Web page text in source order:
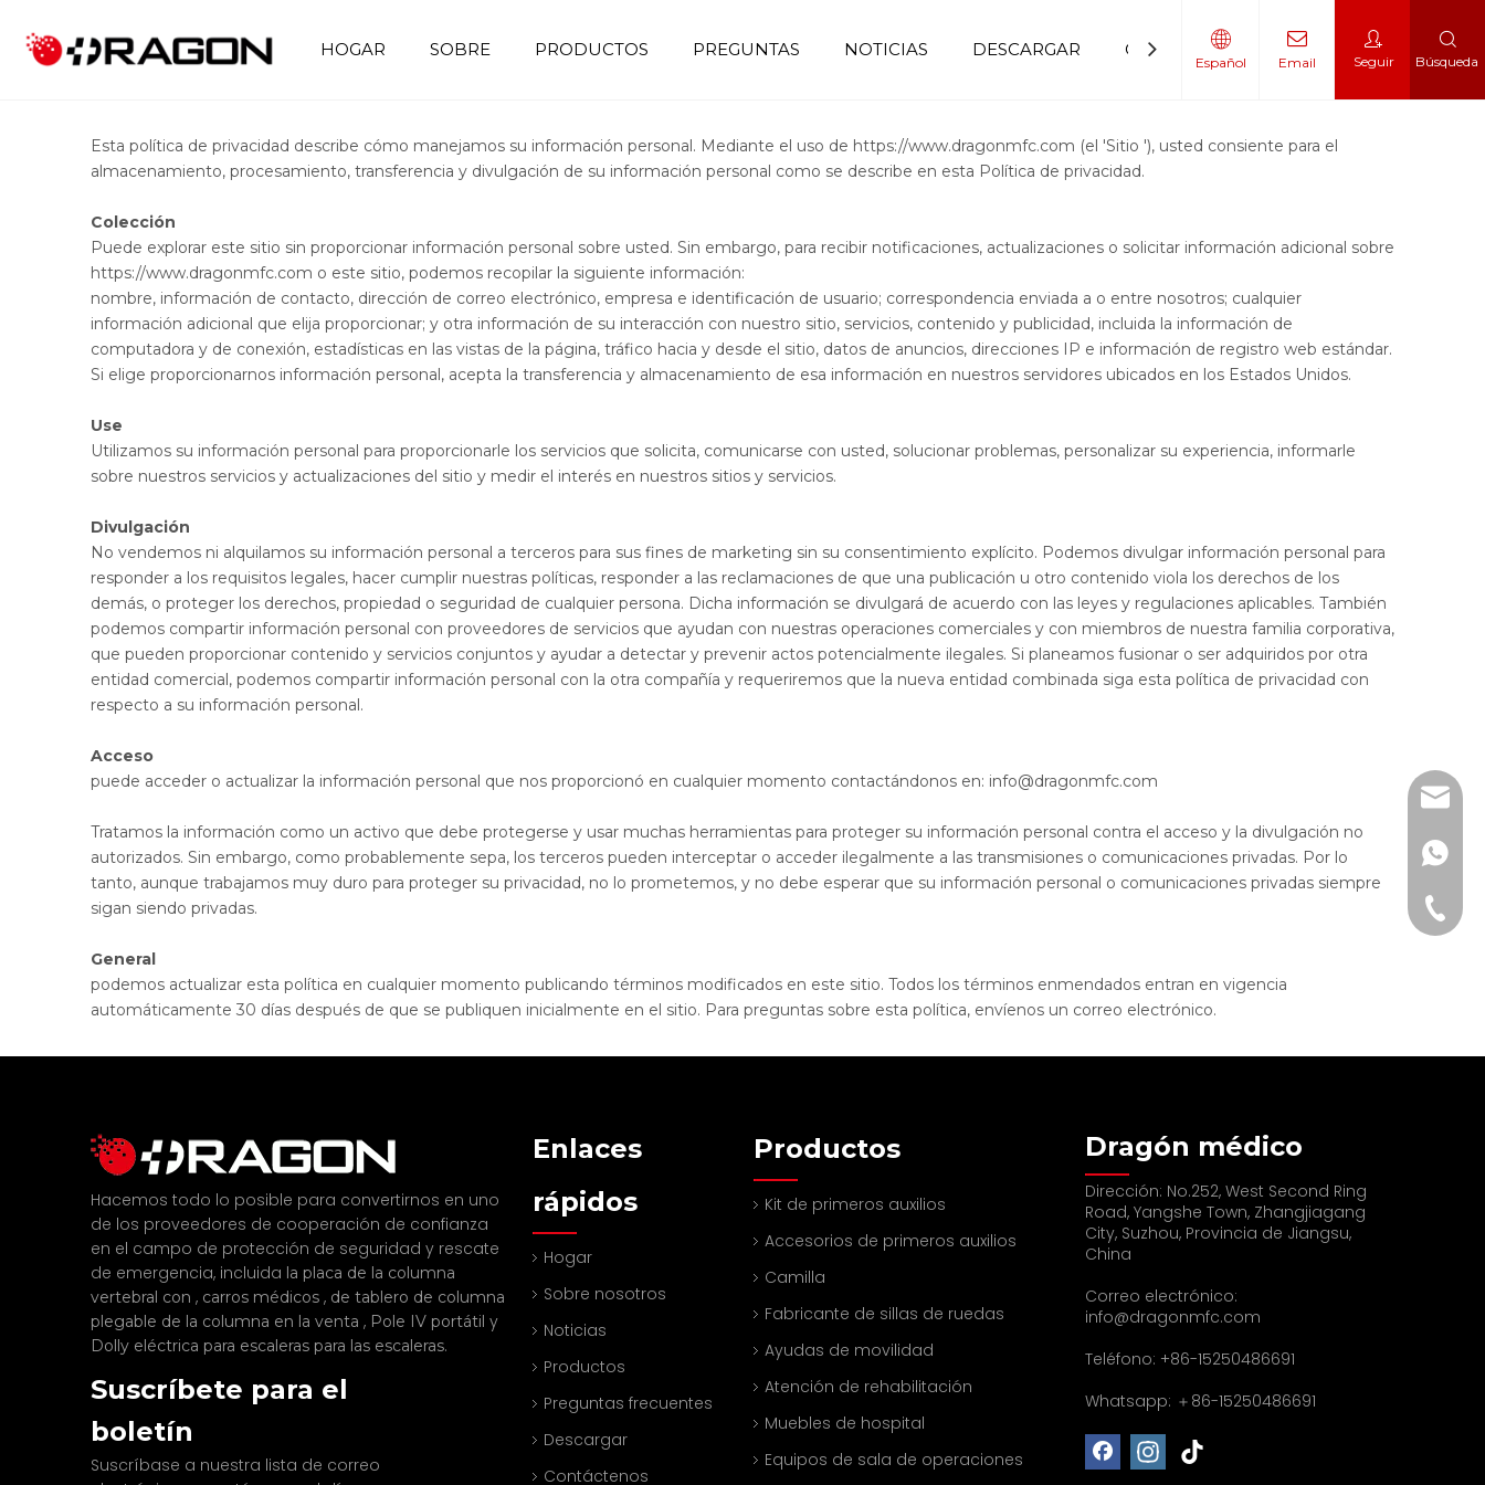
HOGAR SOBRE PRODUCTOS PREGUNTAS NOTICIAS DESCARGAR CONTÁCTENOS
Español Email Seguir Búsqueda
Esta política de privacidad describe cómo manejamos su información personal. Mediante el uso de https://www.dragonmfc.com (el 'Sitio '), usted consiente para el
almacenamiento, procesamiento, transferencia y divulgación de su información personal como se describe en esta Política de privacidad.
Colección
Puede explorar este sitio sin proporcionar información personal sobre usted. Sin embargo, para recibir notificaciones, actualizaciones o solicitar información adicional sobre
https://www.dragonmfc.com o este sitio, podemos recopilar la siguiente información:
nombre, información de contacto, dirección de correo electrónico, empresa e identificación de usuario; correspondencia enviada a o entre nosotros; cualquier
información adicional que elija proporcionar; y otra información de su interacción con nuestro sitio, servicios, contenido y publicidad, incluida la información de
computadora y de conexión, estadísticas en las vistas de la página, tráfico hacia y desde el sitio, datos de anuncios, direcciones IP e información de registro web estándar.
Si elige proporcionarnos información personal, acepta la transferencia y almacenamiento de esa información en nuestros servidores ubicados en los Estados Unidos.
Use
Utilizamos su información personal para proporcionarle los servicios que solicita, comunicarse con usted, solucionar problemas, personalizar su experiencia, informarle
sobre nuestros servicios y actualizaciones del sitio y medir el interés en nuestros sitios y servicios.
Divulgación
No vendemos ni alquilamos su información personal a terceros para sus fines de marketing sin su consentimiento explícito. Podemos divulgar información personal para
responder a los requisitos legales, hacer cumplir nuestras políticas, responder a las reclamaciones de que una publicación u otro contenido viola los derechos de los
demás, o proteger los derechos, propiedad o seguridad de cualquier persona. Dicha información se divulgará de acuerdo con las leyes y regulaciones aplicables. También
podemos compartir información personal con proveedores de servicios que ayudan con nuestras operaciones comerciales y con miembros de nuestra familia corporativa,
que pueden proporcionar contenido y servicios conjuntos y ayudar a detectar y prevenir actos potencialmente ilegales. Si planeamos fusionar o ser adquiridos por otra
entidad comercial, podemos compartir información personal con la otra compañía y requeriremos que la nueva entidad combinada siga esta política de privacidad con
respecto a su información personal.
Acceso
puede acceder o actualizar la información personal que nos proporcionó en cualquier momento contactándonos en: info@dragonmfc.com
Tratamos la información como un activo que debe protegerse y usar muchas herramientas para proteger su información personal contra el acceso y la divulgación no
autorizados. Sin embargo, como probablemente sepa, los terceros pueden interceptar o acceder ilegalmente a las transmisiones o comunicaciones privadas. Por lo
tanto, aunque trabajamos muy duro para proteger su privacidad, no lo prometemos, y no debe esperar que su información personal o comunicaciones privadas siempre
sigan siendo privadas.
General
podemos actualizar esta política en cualquier momento publicando términos modificados en este sitio. Todos los términos enmendados entran en vigencia
automáticamente 30 días después de que se publiquen inicialmente en el sitio. Para preguntas sobre esta política, envíenos un correo electrónico.
Hacemos todo lo posible para convertirnos en uno
de los proveedores de cooperación de confianza
en el campo de protección de seguridad y rescate
de emergencia, incluida la placa de la columna
vertebral con , carros médicos , de tablero de columna
plegable de la columna en la venta , Pole IV portátil y
Dolly eléctrica para escaleras para las escaleras.
Suscríbete para el
boletín
Suscríbase a nuestra lista de correo
+86-
+86-
Enlaces
rápidos
Hogar
Sobre nosotros
Noticias
Productos
Preguntas frecuentes
Descargar
Contáctenos
Productos
Kit de primeros auxilios
Accesorios de primeros auxilios
Camilla
Fabricante de sillas de ruedas
Ayudas de movilidad
Atención de rehabilitación
Muebles de hospital
Equipos de sala de operaciones
Dragón médico
Dirección: No.252, West Second Ring
Road, Yangshe Town, Zhangjiagang
City, Suzhou, Provincia de Jiangsu,
China
Correo electrónico:
info@dragonmfc.com
Teléfono: +86-15250486691
Whatsapp: ＋86-15250486691